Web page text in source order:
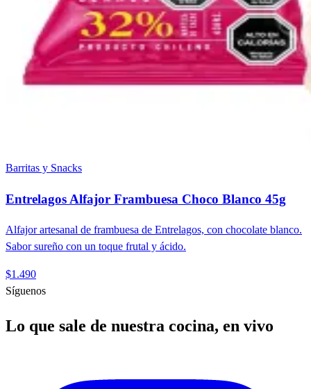
Barritas y Snacks
Entrelagos Alfajor Frambuesa Choco Blanco 45g
Alfajor artesanal de frambuesa de Entrelagos, con chocolate blanco.
Sabor sureño con un toque frutal y ácido.
$1.490
Síguenos
Lo que sale de nuestra cocina, en vivo